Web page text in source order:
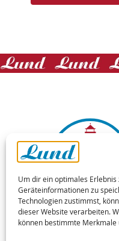
Um dir ein optimales
Geräteinformationen zu
Technologien zustimmst,
dieser Website verarbeiten.
können bestimmte
folge uns auf